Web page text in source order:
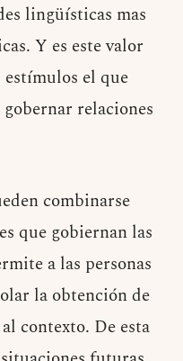
lingüísticas mas
Y es este valor
el que
relaciones
combinarse
que gobiernan las
a las personas
la obtención de
contexto. De esta